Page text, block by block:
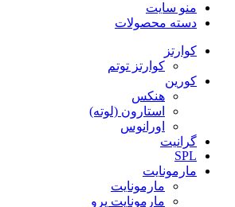
منو سایت
دسته محصولات
کوارتز
کوارتز توتم
کورین
هنکس
استارون (لوته)
اورانوس
گرانیت
SPL
مارمونایت
مارمونایت
مارمونایت پرو